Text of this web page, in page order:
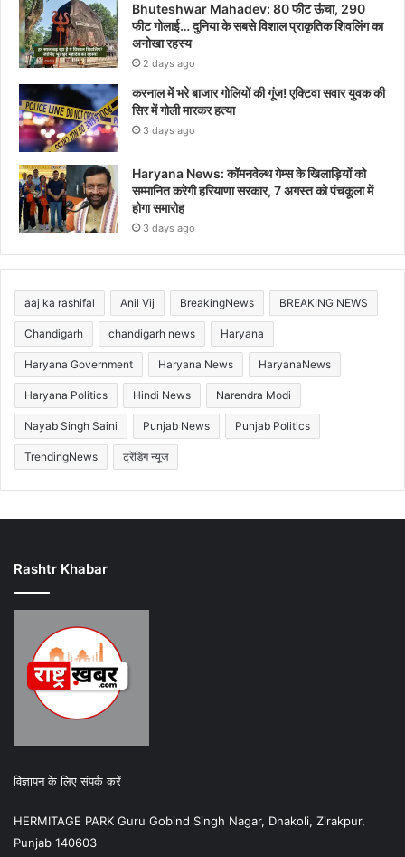
Bhuteshwar Mahadev: 80 फीट ऊंचा, 290
फीट गोलाई… दुनिया के सबसे विशाल प्राकृतिक शिवलिंग का
अनोखा रहस्य
2 days ago
करनाल में भरे बाजार गोलियों की गूंज! एक्टिवा सवार युवक की
सिर में गोली मारकर हत्या
3 days ago
Haryana News: कॉमनवेल्थ गेम्स के खिलाड़ियों को
सम्मानित करेगी हरियाणा सरकार, 7 अगस्त को पंचकूला में
होगा समारोह
3 days ago
aaj ka rashifal Anil Vij BreakingNews BREAKING NEWS
Chandigarh chandigarh news Haryana
Haryana Government Haryana News HaryanaNews
Haryana Politics Hindi News Narendra Modi
Nayab Singh Saini Punjab News Punjab Politics
TrendingNews ट्रेंडिंग न्यूज
Rashtr Khabar
विज्ञापन के लिए संपर्क करें
HERMITAGE PARK Guru Gobind Singh Nagar, Dhakoli, Zirakpur,
Punjab 140603